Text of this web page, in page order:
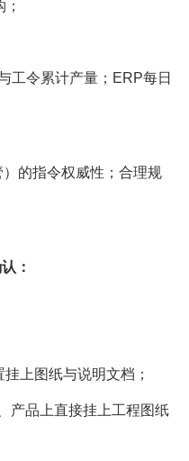
工令累计产量；ERP每日
的指令权威性；合理规
：
上图纸与说明文档；
产品上直接挂上工程图纸